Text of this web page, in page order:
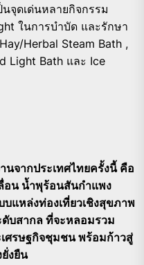
จุดเด่นหลายกิจกรรม
ในการบำบัด และรักษา
Herbal Steam Bath ,
Light Bath และ Ice
นจากประเทศไทยครั้งนี้ คือ
อน น้ำพุร้อนสันกำแพง
บแหล่งท่องเที่ยวเชิงสุขภาพ
บสากล ที่จะหลอมรวม
ศรษฐกิจชุมชน พร้อมก้าวสู่
งยืน